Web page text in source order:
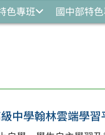
色專班
國中部特
中學翰林雲端學習